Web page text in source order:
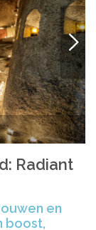
Radiant
en
boost,